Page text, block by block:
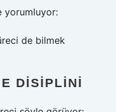
yorumluyor:
de bilmek
DISIPLINI